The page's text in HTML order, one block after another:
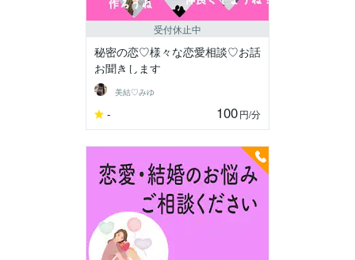
受付休止中
秘密の恋♡様々な恋愛相談♡お話
お聞きします
美結♡みゆ
- 100円/分